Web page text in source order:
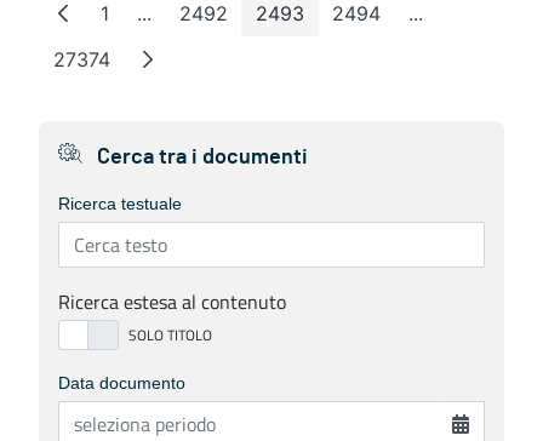
Pagina
1 ...Pagine intermedie
Pagina
2492 Pagina
2493 Pagina
2494 ...Pagine
Pagina
27374
Cerca tra i documenti
Ricerca testuale
Ricerca estesa al contenuto
Data documento